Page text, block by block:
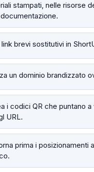
stampati, nelle risorse
brevi sostitutivi in
un dominio brandizzato
i codici QR che puntano
URL.
prima i posizionamenti